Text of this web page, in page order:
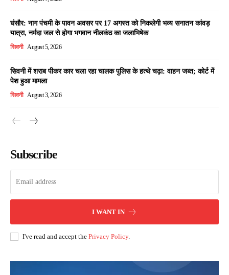
घंसौर: नाग पंचमी के पावन अवसर पर 17 अगस्त को निकलेगी भव्य सनातन कांवड़
यात्रा, नर्मदा जल से होगा भगवान नीलकंठ का जलाभिषेक
सिवनी August 5, 2026
सिवनी में शराब पीकर कार चला रहा चालक पुलिस के हत्थे चढ़ा: वाहन जब्त; कोर्ट में
पेश हुआ मामला
सिवनी August 3, 2026
Subscribe
I WANT IN
I've read and accept the Privacy Policy.